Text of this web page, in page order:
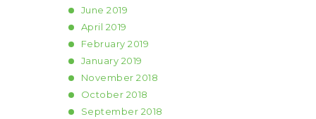
June2019
April 2019
February2019
January 2019
November2018
October 2018
September 2018